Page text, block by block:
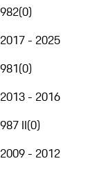
982(0)
2017 - 2025
981(0)
2013 - 2016
987 II(0)
2009 - 2012